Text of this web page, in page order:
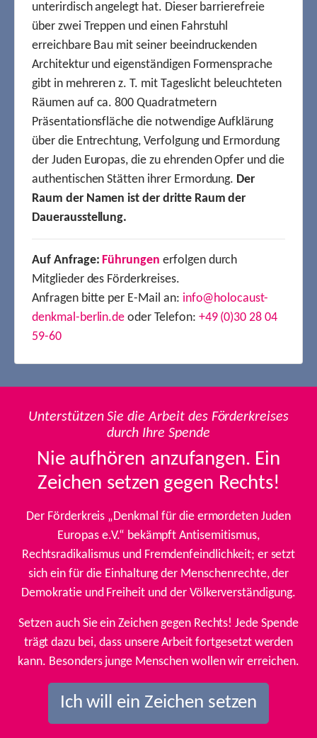
unterirdisch angelegt hat. Dieser barrierefreie
über zwei Treppen und einen Fahrstuhl
erreichbare Bau mit seiner beeindruckenden
Architektur und eigenständigen Formensprache
gibt in mehreren z. T. mit Tageslicht beleuchteten
Räumen auf ca. 800 Quadratmetern
Präsentationsfläche die notwendige Aufklärung
über die Entrechtung, Verfolgung und Ermordung
der Juden Europas, die zu ehrenden Opfer und die
authentischen Stätten ihrer Ermordung. Der
Raum der Namen ist der dritte Raum der
Dauerausstellung.
Auf Anfrage: Führungen erfolgen durch
Mitglieder des Förderkreises.
Anfragen bitte per E-Mail an: info@holocaust-
denkmal-berlin.de oder Telefon: +49 (0)30 28 04
59-60
Unterstützen Sie die Arbeit des Förderkreises
durch Ihre Spende
Nie aufhören anzufangen. Ein
Zeichen setzen gegen Rechts!
Der Förderkreis „Denkmal für die ermordeten Juden
Europas e.V.“ bekämpft Antisemitismus,
Rechtsradikalismus und Fremdenfeindlichkeit; er setzt
sich ein für die Einhaltung der Menschenrechte, der
Demokratie und Freiheit und der Völkerverständigung.
Setzen auch Sie ein Zeichen gegen Rechts! Jede Spende
trägt dazu bei, dass unsere Arbeit fortgesetzt werden
kann. Besonders junge Menschen wollen wir erreichen.
Ich will ein Zeichen setzen